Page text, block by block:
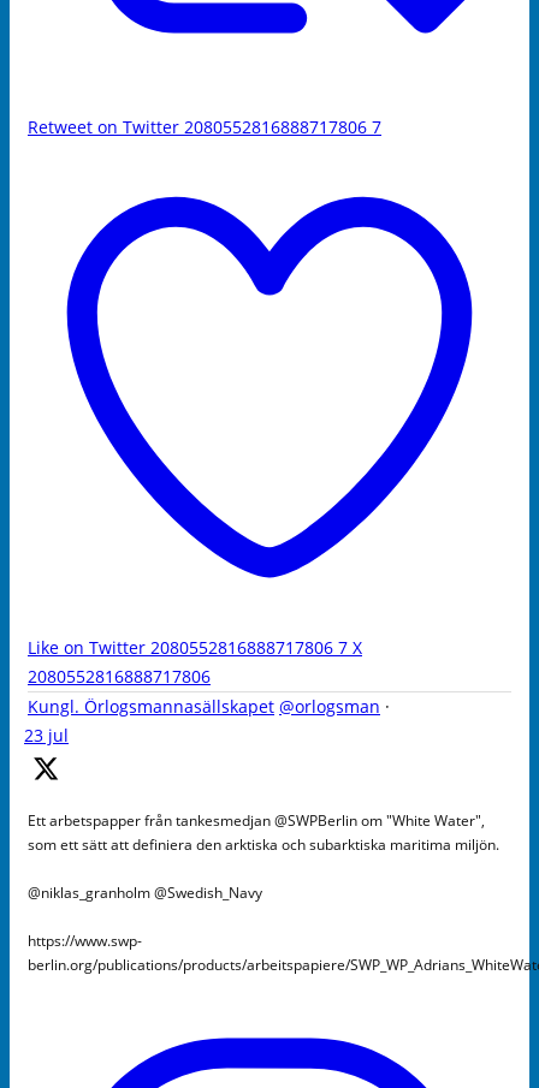
Retweet on Twitter 2080552816888717806 7
Like on Twitter 2080552816888717806 7 X
2080552816888717806
Kungl. Örlogsmannasällskapet @orlogsman ·
23 jul
Ett arbetspapper från tankesmedjan @SWPBerlin om "White Water",
som ett sätt att definiera den arktiska och subarktiska maritima miljön.
@niklas_granholm @Swedish_Navy
https://www.swp-
berlin.org/publications/products/arbeitspapiere/